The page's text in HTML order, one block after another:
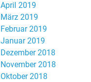
April 2019
März 2019
Februar 2019
Januar 2019
Dezember 2018
November 2018
Oktober 2018